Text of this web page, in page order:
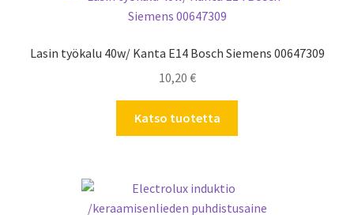
Lasin työkalu 40w/ Kanta E14 Bosch Siemens 00647309
10,20 €
Katso tuotetta